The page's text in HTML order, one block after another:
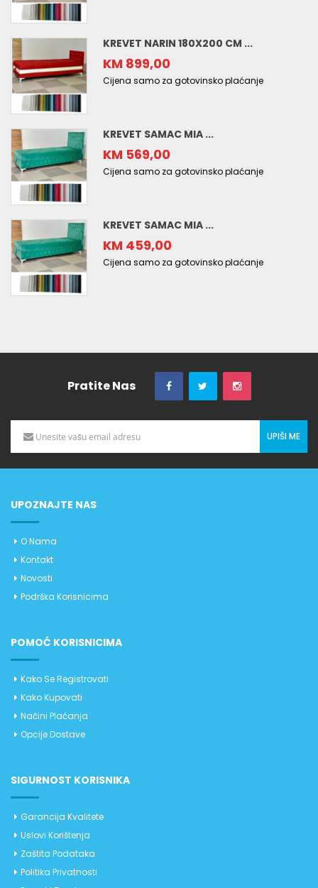
KREVET NARIN 180X200 CM ...
KM 899,00
Cijena samo za gotovinsko plaćanje
KREVET SAMAC MIA ...
KM 569,00
Cijena samo za gotovinsko plaćanje
KREVET SAMAC MIA ...
KM 459,00
Cijena samo za gotovinsko plaćanje
Pratite Nas
UPIŠI ME
UPOZNAJTE NAS
O Nama
Kontakt
Novosti
Podrška Korisnicima
POMOĆ KORISNICIMA
Kako Se Registrovati
Kako Kupovati
Načini Plaćanja
Opcije Dostave
SIGURNOST KORISNIKA
Garancija Kvalitete
Uslovi Korištenja
Zaštita Podataka
Politika Privatnosti